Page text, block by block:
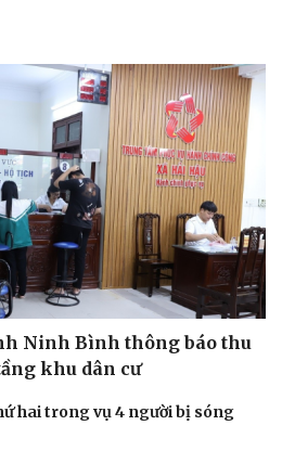
Ninh Bình thông báo thu
khu dân cư
hai trong vụ 4 người bị sóng